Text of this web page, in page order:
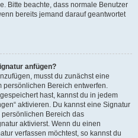
Bitte beachte, dass normale Benutzer
bereits jemand darauf geantwortet
anfügen?
musst du zunächst eine
Bereich entwerfen.
hast, kannst du in jedem
aktivieren. Du kannst eine Signatur
Bereich das
aktivierst. Wenn du einen
verfassen möchtest, so kannst du